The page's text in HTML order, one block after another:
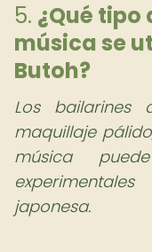
5. ¿Qué
música se
Butoh?
Los bailarines
maquillaje
música
japonesa.